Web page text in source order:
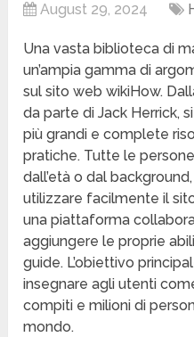
August 29, 2024
Una vasta biblioteca di
un’ampia gamma di
sul sito web wikiHow.
da parte di Jack Herrick,
più grandi e complete
pratiche. Tutte le
dall’età o dal
utilizzare facilmente il
una piattaforma
aggiungere le proprie
guide. L’obiettivo
insegnare agli utenti
compiti e milioni di
mondo.